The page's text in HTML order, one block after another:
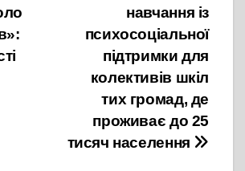
навчання із
психосоціальної
підтримки для
колективів шкіл
тих громад, де
проживає до 25
тисяч населення